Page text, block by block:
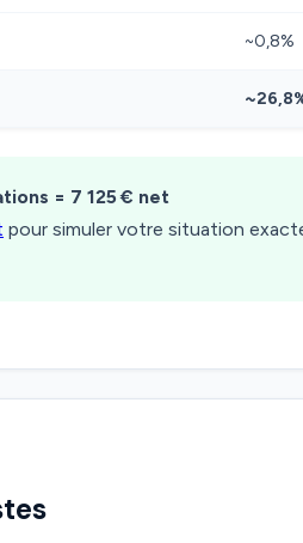
~0,8%
= 7 125 € net
pour simuler votre situation